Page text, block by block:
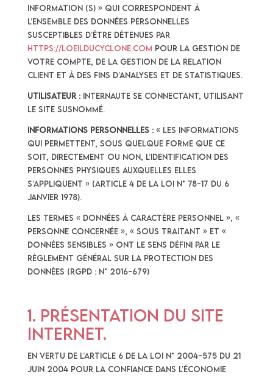
Information (s) » qui correspondent à
l’ensemble des données personnelles
susceptibles d’être détenues par
https://loeilducyclone.com pour la gestion de
votre compte, de la gestion de la relation
client et à des fins d’analyses et de statistiques.
Utilisateur :Internaute se connectant, utilisant
le site susnommé.
Informations personnelles :« Les informations
qui permettent, sous quelque forme que ce
soit, directement ou non, l’identification des
personnes physiques auxquelles elles
s’appliquent » (article 4 de la loi n° 78-17 du 6
janvier 1978).
Les termes « données à caractère personnel », «
personne concernée », « sous traitant » et «
données sensibles » ont le sens défini par le
Règlement Général sur la Protection des
Données (RGPD : n° 2016-679)
1. Présentation du site
internet.
En vertu de l’article 6 de la loi n° 2004-575 du 21
juin 2004 pour la confiance dans l’économie